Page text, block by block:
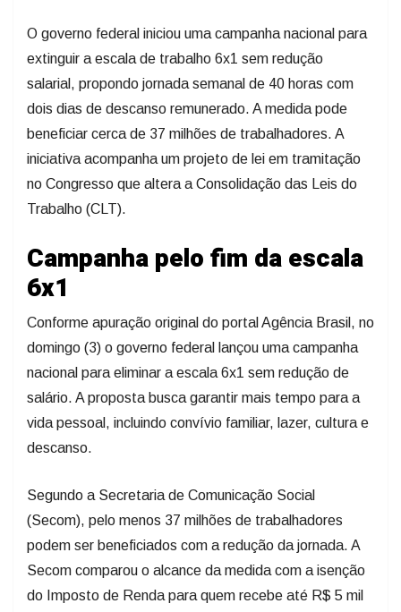
O governo federal iniciou uma campanha nacional para
extinguir a escala de trabalho 6x1 sem redução
salarial, propondo jornada semanal de 40 horas com
dois dias de descanso remunerado. A medida pode
beneficiar cerca de 37 milhões de trabalhadores. A
iniciativa acompanha um projeto de lei em tramitação
no Congresso que altera a Consolidação das Leis do
Trabalho (CLT).
Campanha pelo fim da escala
6x1
Conforme apuração original do portal Agência Brasil, no
domingo (3) o governo federal lançou uma campanha
nacional para eliminar a escala 6x1 sem redução de
salário. A proposta busca garantir mais tempo para a
vida pessoal, incluindo convívio familiar, lazer, cultura e
descanso.
Segundo a Secretaria de Comunicação Social
(Secom), pelo menos 37 milhões de trabalhadores
podem ser beneficiados com a redução da jornada. A
Secom comparou o alcance da medida com a isenção
do Imposto de Renda para quem recebe até R$ 5 mil